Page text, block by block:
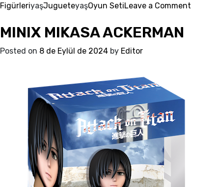
FigürleriyaşJugueteyaşOyun SetiLeave a Comment
MINIX MIKASA ACKERMAN
Posted on 8 de Eylül de 2024 by Editor